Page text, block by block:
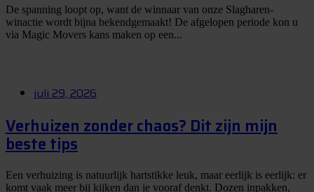
De spanning loopt op, want de winnaar van onze Slagharen-
winactie wordt bijna bekendgemaakt! De afgelopen periode kon u
via Magic Movers kans maken op een...
juli 29, 2026
Verhuizen zonder chaos? Dit zijn mijn
beste tips
Een verhuizing is natuurlijk hartstikke leuk, maar eerlijk is eerlijk: er
komt vaak meer bij kijken dan je vooraf denkt. Dozen inpakken,